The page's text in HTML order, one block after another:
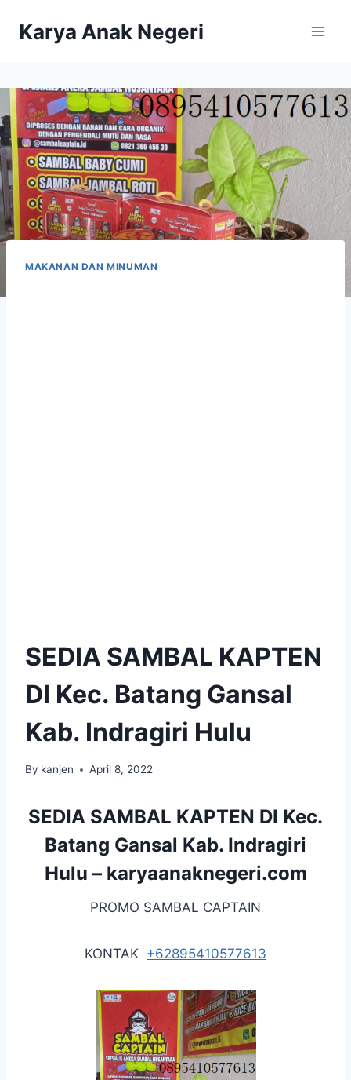
Karya Anak Negeri
MAKANAN DAN MINUMAN
SEDIA SAMBAL KAPTEN
DI Kec. Batang Gansal
Kab. Indragiri Hulu
By kanjen April 8, 2022
SEDIA SAMBAL KAPTEN DI Kec.
Batang Gansal Kab. Indragiri
Hulu – karyaanaknegeri.com
PROMO SAMBAL CAPTAIN
KONTAK +62895410577613